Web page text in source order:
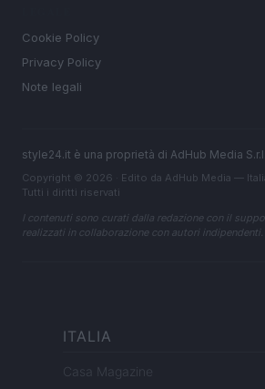
Cookie Policy
Privacy Policy
Note legali
style24.it è una proprietà di AdHub Media
Copyright © 2026 · Edito da AdHub Media —
Tutti i diritti riservati
I contenuti sono curati dalla redazione con il
realizzati in collaborazione con autori indipendenti.
ITALIA
Casa Magazine